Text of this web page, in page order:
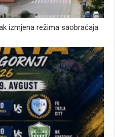
izmjena režima saobraćaja